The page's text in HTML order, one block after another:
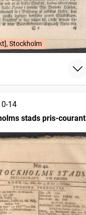
Stockholm
14
stads pris-courant